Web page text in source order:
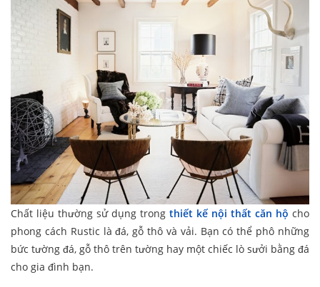
Chất liệu thường sử dụng trong thiết kế nội thất căn hộ cho
phong cách Rustic là đá, gỗ thô và vải. Bạn có thể phô những
bức tường đá, gỗ thô trên tường hay một chiếc lò sưởi bằng đá
cho gia đình bạn.